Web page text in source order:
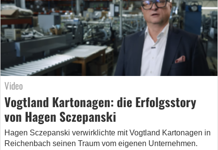
Video
Vogtland Kartonagen: die Erfolgsstory
von Hagen Sczepanski
Hagen Sczepanski verwirklichte mit Vogtland Kartonagen in
Reichenbach seinen Traum vom eigenen Unternehmen.